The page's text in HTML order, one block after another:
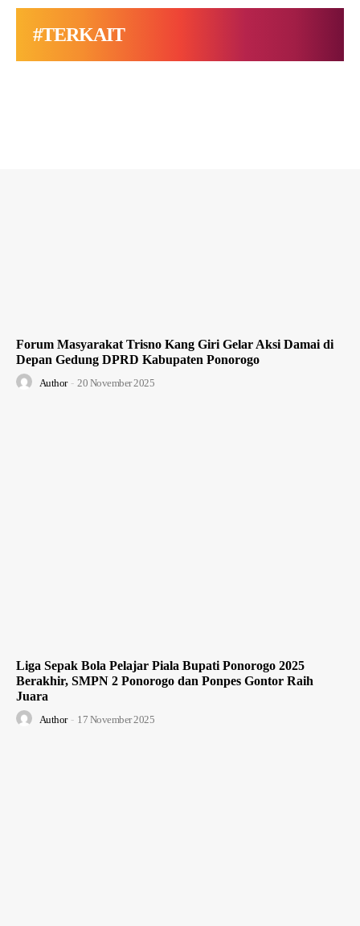
#TERKAIT
Forum Masyarakat Trisno Kang Giri Gelar Aksi Damai di
Depan Gedung DPRD Kabupaten Ponorogo
Author - 20 November 2025
Liga Sepak Bola Pelajar Piala Bupati Ponorogo 2025
Berakhir, SMPN 2 Ponorogo dan Ponpes Gontor Raih
Juara
Author - 17 November 2025